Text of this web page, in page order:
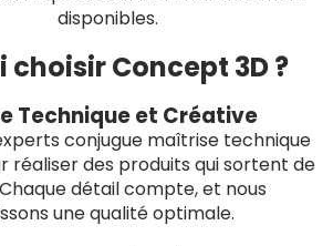
disponibles.
choisir Concept 3D ?
Technique et Créative
conjugue maîtrise technique
réaliser des produits qui sortent de
détail compte, et nous
une qualité optimale.